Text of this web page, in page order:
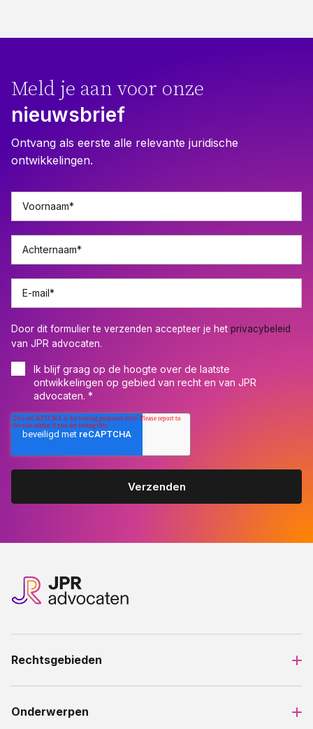
Meld je aan voor onze
nieuwsbrief
Ontvang als eerste alle relevante juridische
ontwikkelingen.
Voornaam*
Achternaam*
E-mail*
Door dit formulier te verzenden accepteer je het privacybeleid
van JPR advocaten.
Ik blijf graag op de hoogte over de laatste
ontwikkelingen op gebied van recht en van JPR
advocaten. *
Rechtsgebieden
Onderwerpen